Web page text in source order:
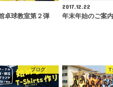
卓球教室第２弾
2017.12.22
年末年始のご案内
ブログ T